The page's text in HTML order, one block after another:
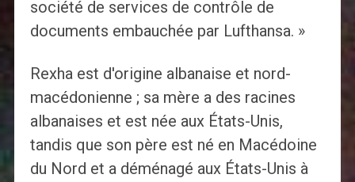
société de services de contrôle de
documents embauchée par Lufthansa. »
Rexha est d'origine albanaise et nord-
macédonienne ; sa mère a des racines
albanaises et est née aux États-Unis,
tandis que son père est né en Macédoine
du Nord et a déménagé aux États-Unis à